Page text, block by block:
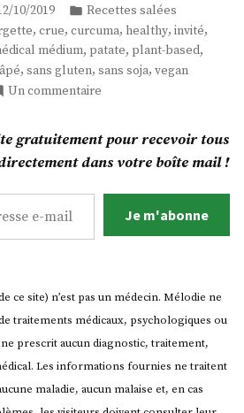
10/2019
Publié
dans
Recettes salées
, crue, curcuma, healthy, invité,
médium, patate, plant-based,
, sans gluten, sans soja, vegan
Un commentaire
pommes
de
râpée
en
sauce
!
(Quel
gratuitement pour recevoir tous
dans votre boîte mail !
Je m'abonne
ce site) n’est pas un médecin. Mélodie ne
traitements médicaux, psychologiques ou
prescrit aucun diagnostic, traitement,
Les informations fournies ne traitent
maladie, aucun malaise et, en cas